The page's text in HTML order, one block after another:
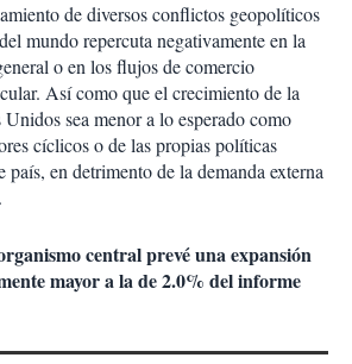
de diversos conflictos geopolíticos
mundo repercuta negativamente en la
o en los flujos de comercio
Así como que el crecimiento de la
sea menor a lo esperado como
cíclicos o de las propias políticas
país, en detrimento de la demanda externa
central prevé una expansión
mayor a la de 2.0% del informe